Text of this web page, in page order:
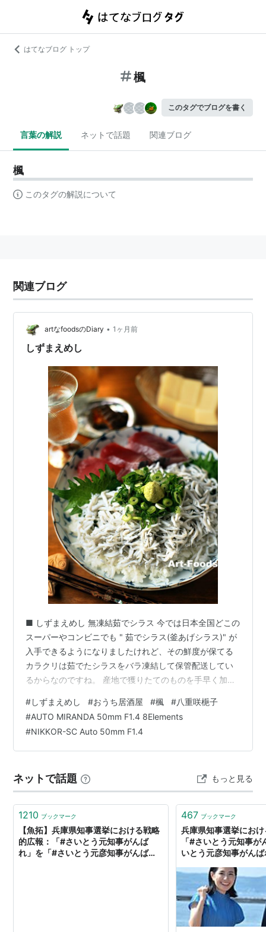
はてなブログ トップ
楓
このタグでブログを書く
言葉の解説 ネットで話題 関連ブログ
楓
このタグの解説について
関連ブログ
artなfoodsのDiary • 1ヶ月前
しずまえめし
■ しずまえめし 無凍結茹でシラス 今では日本全国どこの
スーパーやコンビニでも " 茹でシラス(釜あげシラス)" が
入手できるようになりましたけれど、その鮮度が保てる
カラクリは茹でたシラスをバラ凍結して保管配送してい
るからなのですね。 産地で獲りたてのものを手早く加工
でも美味しいものがいただけるのは有難いことです、い
い時代になりました。 無凍結茹でシラスところが産地の
アドバンテージというものが存在しておりまして、その
茹でたてシラスを凍結させずそのまま消費者に届けよう
ころ新たな価値を持つものとして…
#しずまえめし #おうち居酒屋 #楓 #八重咲梔子
#AUTO MIRANDA 50mm F1.4 8Elements
#NIKKOR-SC Auto 50mm F1.4
ネットで話題 もっと見る
1210 ブックマーク
【魚拓】兵庫県知事選挙における戦略
的広報：「#さいとう元知事がんば
れ」を「#さいとう元彦知事がんば
467 ブックマーク
兵庫県知事選挙にお
「#さいとう元知事
いとう元彦知事がん